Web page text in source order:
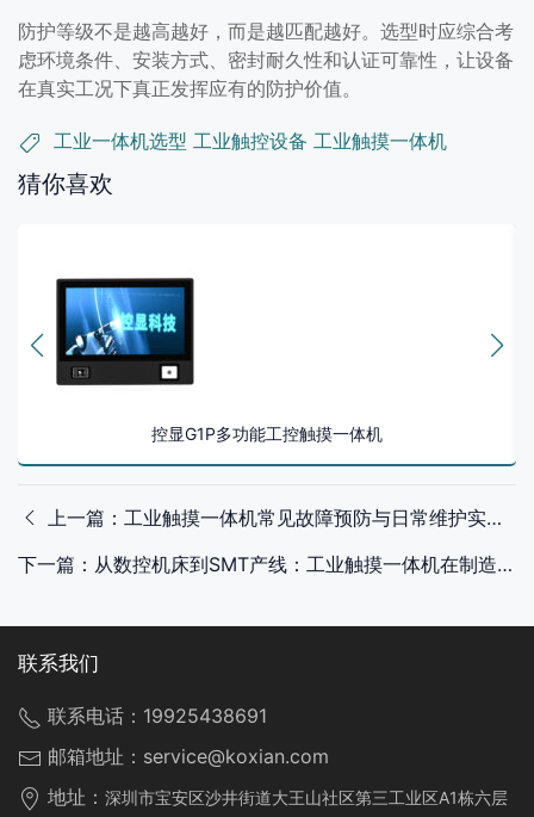
防护等级不是越高越好，而是越匹配越好。选型时应综合考
虑环境条件、安装方式、密封耐久性和认证可靠性，让设备
在真实工况下真正发挥应有的防护价值。
工业一体机选型 工业触控设备 工业触摸一体机
猜你喜欢
控显G1P多功能工控触摸一体机
上一篇：工业触摸一体机常见故障预防与日常维护实战指南
下一篇：从数控机床到SMT产线：工业触摸一体机在制造场景的深度应用
联系我们
联系电话： 19925438691
邮箱地址： service@koxian.com
地址： 深圳市宝安区沙井街道大王山社区第三工业区A1栋六层